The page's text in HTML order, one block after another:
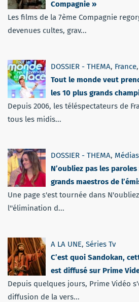
Compagnie »
Les films de la 7ème Compagnie
devenues cultes, grav...
DOSSIER - THEMA, France,
Tout le monde veut
les 10 plus grands
Depuis 2006, les téléspectateurs de
tous les midis...
DOSSIER - THEMA, Médias
N’oubliez pas les
grands maestros de
Une page s'est tournée dans
l''élimination d...
A LA UNE, Séries Tv
C’est quoi Sandokan,
est diffusé sur Prime
Depuis quelques jours, Prime Vidéo
diffusion de la vers...